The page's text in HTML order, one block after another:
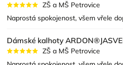
ZŠ a MŠ Petrovice
Naprostá spokojenost, všem vřele
Dámské kalhoty
ZŠ a MŠ Petrovice